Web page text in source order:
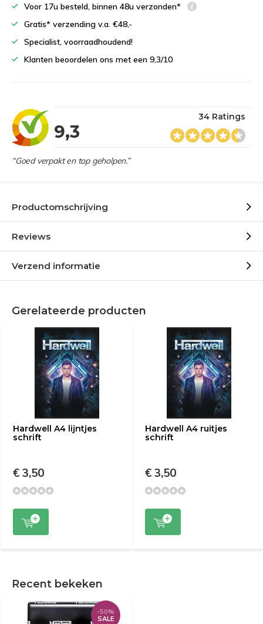
Voor 17u besteld, binnen 48u verzonden*
Gratis* verzending v.a. €48,-
Specialist, voorraadhoudend!
Klanten beoordelen ons met een 9,3/10
9,3
34 Ratings
“Goed verpakt en top geholpen.”
Productomschrijving
Reviews
Verzend informatie
Gerelateerde producten
Hardwell A4 lijntjes
schrift
€ 3,50
Hardwell A4 ruitjes
schrift
€ 3,50
Recent bekeken
-50%
SALE